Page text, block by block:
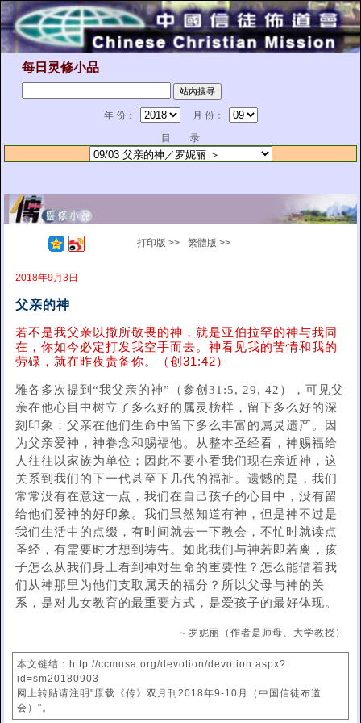
每日灵修小品
年 份：
月 份：
目 录
打印版 >> 繁體版 >>
2018年9月3日
父亲的神
若不是我父亲以撒所敬畏的神，就是亚伯拉罕的神与我同
在，你如今必定打发我空手而去。神看见我的苦情和我的
劳碌，就在昨夜责备你。（创31:42）
雅各多次提到“我父亲的神”（参创31:5, 29, 42），可见父
亲在他心目中树立了多么好的属灵榜样，留下多么好的深
刻印象；父亲在他们生命中留下多么丰富的属灵遗产。因
为父亲爱神，神眷念和赐福他。从整本圣经看，神赐福给
人往往以家族为单位；因此不要小看我们现在亲近神，这
关系到我们的下一代甚至下几代的福祉。遗憾的是，我们
常常没有在意这一点，我们在自己孩子的心目中，没有留
给他们爱神的好印象。我们虽然知道有神，但是神不过是
我们生活中的点缀，有时间就去一下教会，不忙时就读点
圣经，有需要时才想到祷告。如此我们与神若即若离，孩
子怎么从我们身上看到神对生命的重要性？怎么能借着我
们从神那里为他们支取属天的福分？所以父母与神的关
系，是对儿女教育的最重要方式，是爱孩子的最好体现。
～罗妮丽（作者是师母、大学教授）
本文链结：http://ccmusa.org/devotion/devotion.aspx?
id=sm20180903
网上转贴请注明"原载《传》双月刊2018年9-10月（中国信徒布道
会）"。